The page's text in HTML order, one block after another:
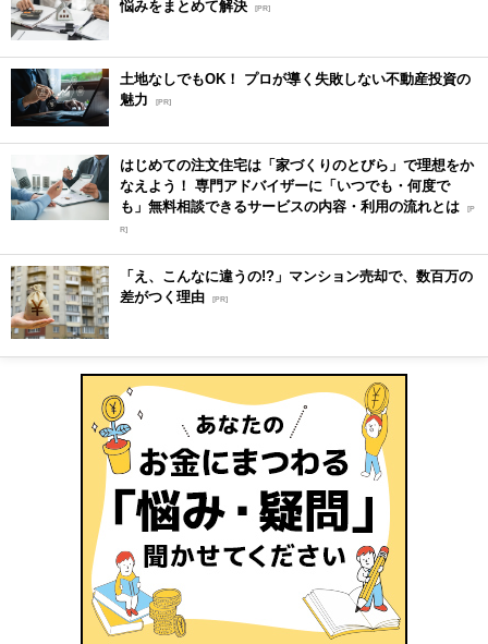
悩みをまとめて解決 [PR]
土地なしでもOK！ プロが導く失敗しない不動産投資の
魅力
[PR]
はじめての注文住宅は「家づくりのとびら」で理想をか
なえよう！ 専門アドバイザーに「いつでも・何度で
も」無料相談できるサービスの内容・利用の流れとは [P
R]
「え、こんなに違うの!?」マンション売却で、数百万の
差がつく理由 [PR]